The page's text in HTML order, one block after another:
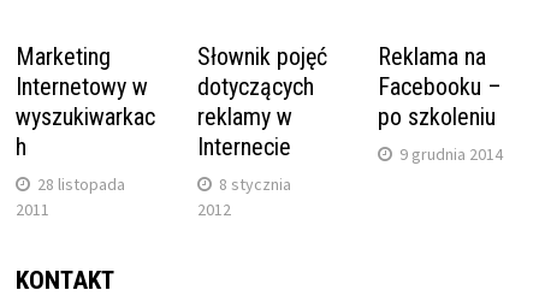
Marketing
Internetowy w
wyszukiwarkac
h
28 listopada
2011
Słownik pojęć
dotyczących
reklamy w
Internecie
8 stycznia
2012
Reklama na
Facebooku –
po szkoleniu
9 grudnia 2014
KONTAKT